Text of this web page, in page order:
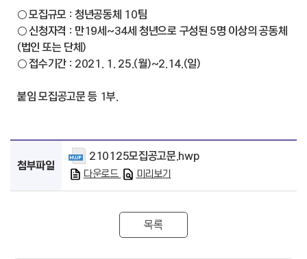
○ 모집규모 : 청년공동체 10팀
○ 신청자격 : 만19세~34세 청년으로 구성된 5명 이상의 공동체
(법인 또는 단체)
○ 접수기간 : 2021. 1. 25.(월)~2.14.(일)
붙임 모집공고문 등 1부.
첨부파일
210125모집공고문.hwp
다운로드 미리보기
목록